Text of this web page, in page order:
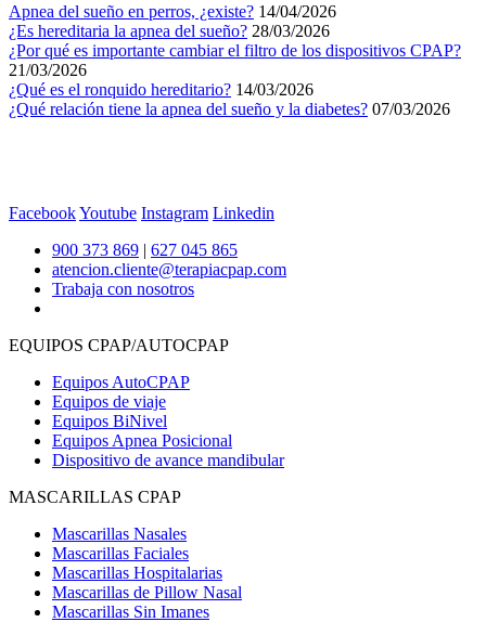
Apnea del sueño en perros, ¿existe? 14/04/2026
¿Es hereditaria la apnea del sueño? 28/03/2026
¿Por qué es importante cambiar el filtro de los dispositivos CPAP?
21/03/2026
¿Qué es el ronquido hereditario? 14/03/2026
¿Qué relación tiene la apnea del sueño y la diabetes? 07/03/2026
FacebookYoutube Instagram Linkedin
900 373 869 | 627 045 865
atencion.cliente@terapiacpap.com
Trabaja con nosotros
EQUIPOS CPAP/AUTOCPAP
Equipos AutoCPAP
Equipos de viaje
Equipos BiNivel
Equipos Apnea Posicional
Dispositivo de avance mandibular
MASCARILLAS CPAP
Mascarillas Nasales
Mascarillas Faciales
Mascarillas Hospitalarias
Mascarillas de Pillow Nasal
Mascarillas Sin Imanes